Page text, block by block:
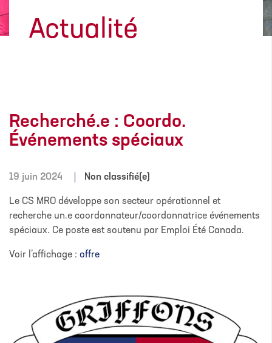
Actualité
Recherché.e : Coordo.
Événements spéciaux
19 juin 2024 Non classifié(e)
Le CS MRO développe son secteur opérationnel et
recherche un.e coordonnateur/coordonnatrice événements
spéciaux. Ce poste est soutenu par Emploi Été Canada.
Voir l’affichage : offre